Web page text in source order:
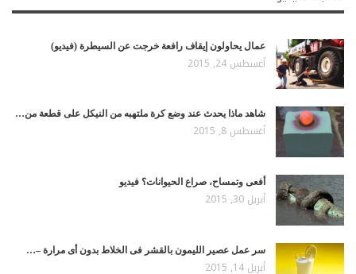
عمال يحاولون إيقاف رافعة خرجت عن السيطرة (فيديو)
أغسطس 24, 2015
شاهد ماذا يحدث عند وضع كرة ملتهبه من النيكل على قطعة من…
أغسطس 8, 2015
أفعى وتمساح، صراع الحيوانات؟ فيديو
أبريل 30, 2015
سر عمل عصير الليمون بالقشر فى الخلاط بدون أى مرارة –…
أبريل 14, 2015